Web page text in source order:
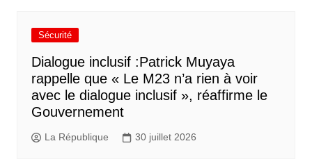
Sécurité
Dialogue inclusif :Patrick Muyaya
rappelle que « Le M23 n’a rien à voir
avec le dialogue inclusif », réaffirme le
Gouvernement
La République 30 juillet 2026